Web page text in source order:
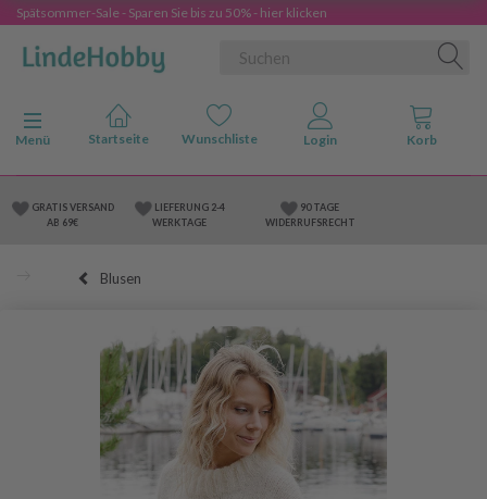
Spätsommer-Sale - Sparen Sie bis zu 50% - hier klicken
Anzeige ändern
Menü
GRATIS VERSAND
AB 69€
LIEFERUNG 2-4
WERKTAGE
90 TAGE
WIDERRUFSRECHT
Blusen